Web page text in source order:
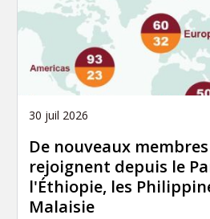
30 juil 2026
De nouveaux
rejoignent depuis le
l'Éthiopie, les
Malaisie